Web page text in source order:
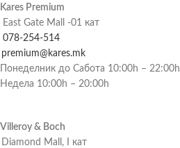
Kares Premium
East Gate Mall -01 кат
078-254-514
premium@kares.mk
Понеделник до Сабота 10:00h – 22:00h
Недела 10:00h – 20:00h
Villeroy & Boch
Diamond Mall, I кат